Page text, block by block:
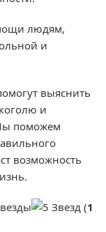
людям,
и
выяснить
и
поможем
возможность
(1